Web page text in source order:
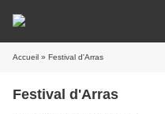
Accueil » Festival d'Arras
Festival d'Arras